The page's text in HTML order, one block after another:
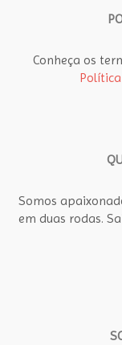
Conheça os
Somos
em duas rodas.